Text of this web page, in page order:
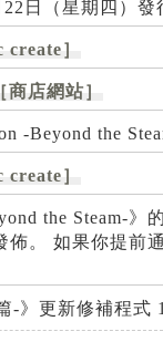
日（星期四）發
create］
［商店網站］
-Beyond the
create］
the Steam-
佈。 如果你提前
-》更新修補程式